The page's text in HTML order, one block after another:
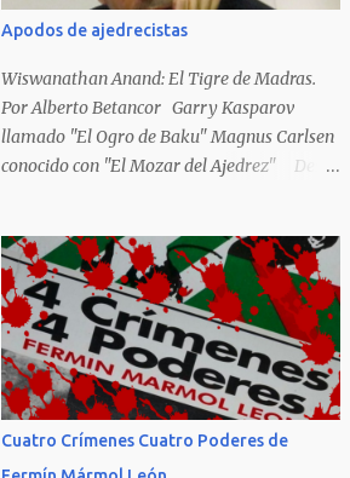
que acariciaron la causa nacional socialista,
sus nombres con sus escritos de...
Apodos de ajedrecistas
Wiswanathan Anand: El Tigre de Madras.
Por Alberto Betancor Garry Kasparov
llamado "El Ogro de Baku" Magnus Carlsen
conocido con "El Mozar del Ajedrez" Desde
colocar apodos, motes, alias,sobrenombres,
seudónimos, apelativos y remoquetes. El
juego ciencia no escapa de esto y hemos
tenido una serie de apodos para las estrellas
del ajedrez, en algunos casos muy
originales. Aquí les dejo una breve lista con
algunos de los nombres de los más
Cuatro Crímenes Cuatro Poderes de